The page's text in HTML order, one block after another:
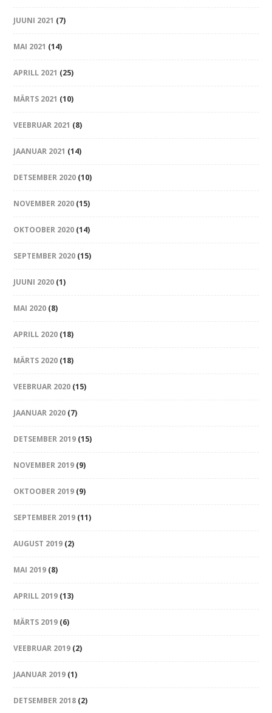
JUUNI 2021 (7)
MAI 2021 (14)
APRILL 2021 (25)
MÄRTS 2021 (10)
VEEBRUAR 2021 (8)
JAANUAR 2021 (14)
DETSEMBER 2020 (10)
NOVEMBER 2020 (15)
OKTOOBER 2020 (14)
SEPTEMBER 2020 (15)
JUUNI 2020 (1)
MAI 2020 (8)
APRILL 2020 (18)
MÄRTS 2020 (18)
VEEBRUAR 2020 (15)
JAANUAR 2020 (7)
DETSEMBER 2019 (15)
NOVEMBER 2019 (9)
OKTOOBER 2019 (9)
SEPTEMBER 2019 (11)
AUGUST 2019 (2)
MAI 2019 (8)
APRILL 2019 (13)
MÄRTS 2019 (6)
VEEBRUAR 2019 (2)
JAANUAR 2019 (1)
DETSEMBER 2018 (2)